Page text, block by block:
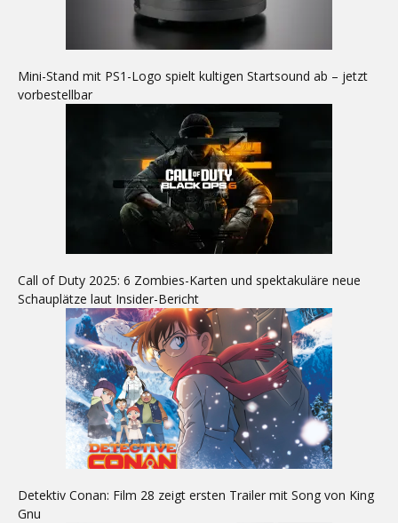
Mini-Stand mit PS1-Logo spielt kultigen Startsound ab – jetzt
vorbestellbar
Call of Duty 2025: 6 Zombies-Karten und spektakuläre neue
Schauplätze laut Insider-Bericht
Detektiv Conan: Film 28 zeigt ersten Trailer mit Song von King
Gnu